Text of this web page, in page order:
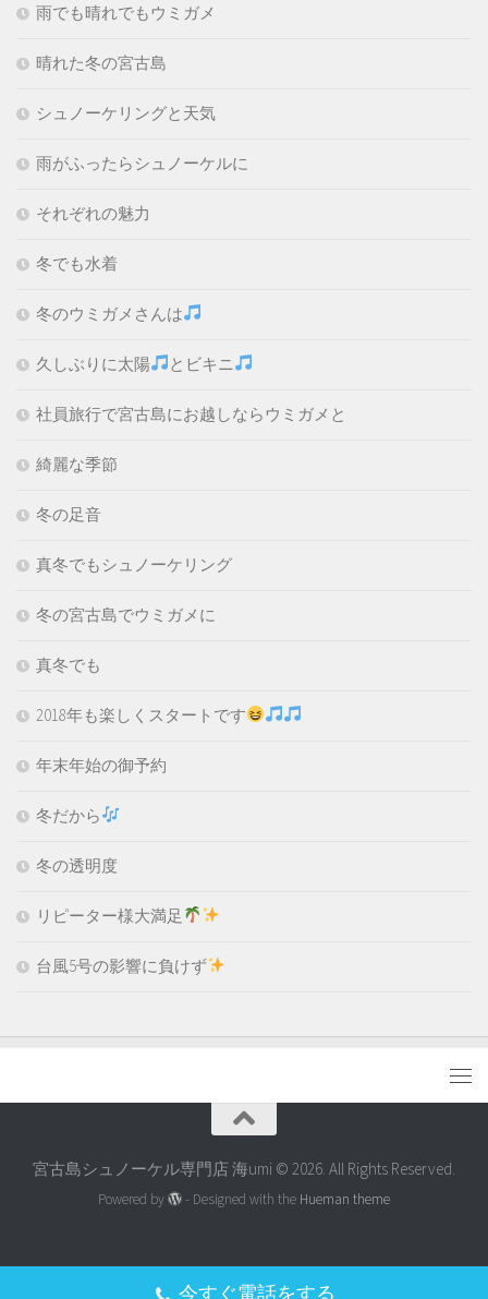
雨でも晴れでもウミガメ
晴れた冬の宮古島
シュノーケリングと天気
雨がふったらシュノーケルに
それぞれの魅力
冬でも水着
冬のウミガメさんは
久しぶりに太陽 とビキニ
社員旅行で宮古島にお越しならウミガメと
綺麗な季節
冬の足音
真冬でもシュノーケリング
冬の宮古島でウミガメに
真冬でも
2018年も楽しくスタートです
年末年始の御予約
冬だから
冬の透明度
リピーター様大満足
台風5号の影響に負けず
宮古島シュノーケル専門店 海umi © 2026. All Rights Reserved.
Powered by - Designed with the Hueman theme
今すぐ電話をする